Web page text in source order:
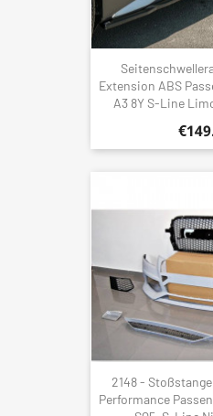
Extension ABS
A3 8Y S-Line
2148 -
Performance